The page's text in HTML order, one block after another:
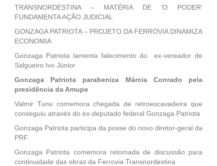
TRANSNORDESTINA – MATÉRIA DE ‘O PODER’
FUNDAMENTA AÇÃO JUDICIAL
GONZAGA PATRIOTA – PROJETO DA FERROVIA DINAMIZA
ECONOMIA
Gonzaga Patriota lamenta falecimento do ex-vereador de
Salgueiro Ivo Júnior
Gonzaga Patriota parabeniza Márcia Conrado pela
presidência da Amupe
Valmir Tunu comemora chegada de retroescavadeira que
conseguiu através do ex-deputado federal Gonzaga Patriota
Gonzaga Patriota participa da posse do novo diretor-geral da
PRF
Gonzaga Patriota comemora retomada de discussão para
continuidade das obras da Ferrovia Transnordestina